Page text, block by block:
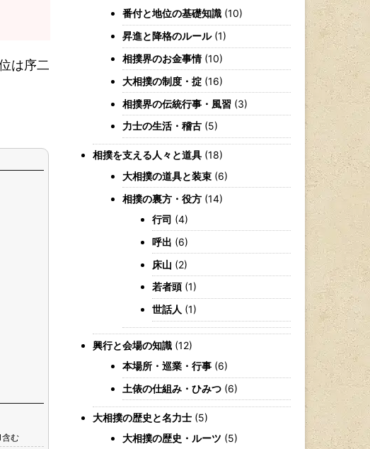
は序二
含む
番付と地位の基礎知識 (10)
昇進と降格のルール(1)
相撲界のお金事情(10)
大相撲の制度・掟 (16)
相撲界の伝統行事・風習 (3)
力士の生活・稽古 (5)
相撲を支える人々と道具 (18)
大相撲の道具と装束 (6)
相撲の裏方・役方 (14)
行司 (4)
呼出 (6)
床山 (2)
若者頭 (1)
世話人 (1)
興行と会場の知識 (12)
本場所・巡業・行事 (6)
土俵の仕組み・ひみつ (6)
大相撲の歴史と名力士 (5)
大相撲の歴史・ルーツ (5)